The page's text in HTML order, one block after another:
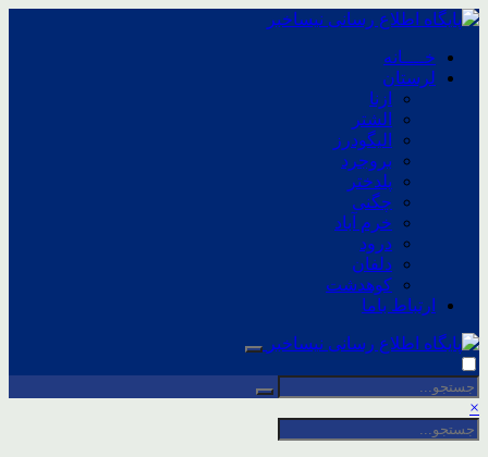
خــــانه
لرستان
ازنا
الشتر
الیگودرز
بروجرد
پلدختر
چگنی
خرم آباد
درود
دلفان
کوهدشت
ارتباط باما
×